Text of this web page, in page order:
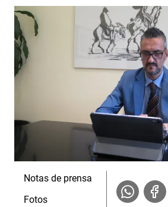
Notas de prensa
Fotos